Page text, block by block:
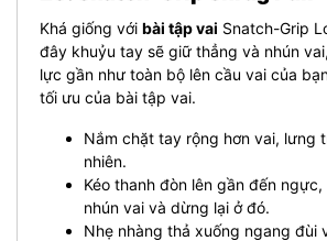
Khá giống với bài tập vai Snatch-Grip
đây khuỷu tay sẽ giữ thẳng và nhún
lực gần như toàn bộ lên cầu vai của
tối ưu của bài tập vai.
Nắm chặt tay rộng hơn vai, lưng
nhiên.
Kéo thanh đòn lên gần đến
nhún vai và dừng lại ở đó.
Nhẹ nhàng thả xuống ngang đùi